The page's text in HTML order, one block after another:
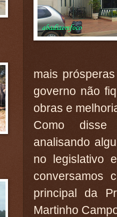
mais
governo não
obras e
Como disse
analisando
no legislativo
conversamos
principal da
Martinho